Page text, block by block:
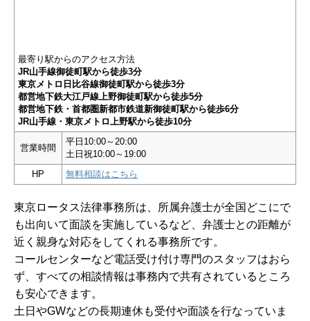
最寄り駅からのアクセス方法
JR山手線御徒町駅から徒歩3分
東京メトロ日比谷線御徒町駅から徒歩3分
都営地下鉄大江戸線上野御徒町駅から徒歩5分
都営地下鉄・首都圏新都市鉄道新御徒町駅から徒歩6分
JR山手線・東京メトロ上野駅から徒歩10分
営業時間
平日10:00～20:00
土日祝10:00～19:00
HP
無料相談はこちら
東京ロータス法律事務所は、所属弁護士が全国どこにで
も出向いて面談を実施しているなど、弁護士との距離が
近く親身な対応をしてくれる事務所です。
コールセンターなど電話受け付け専門のスタッフはおら
ず、すべての相談情報は事務内で共有されているところ
も安心できます。
土日やGWなどの長期連休も受付や面談を行なっていま